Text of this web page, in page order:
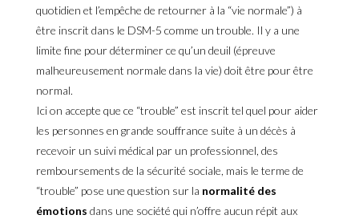
quotidien et l’empêche de retourner à la “vie normale”) à
être inscrit dans le DSM-5 comme un trouble. Il y a une
limite fine pour déterminer ce qu’un deuil (épreuve
malheureusement normale dans la vie) doit être pour être
normal.
Ici on accepte que ce “trouble” est inscrit tel quel pour aider
les personnes en grande souffrance suite à un décès à
recevoir un suivi médical par un professionnel, des
remboursements de la sécurité sociale, mais le terme de
“trouble” pose une question sur la normalité des
émotions dans une société qui n’offre aucun répit aux